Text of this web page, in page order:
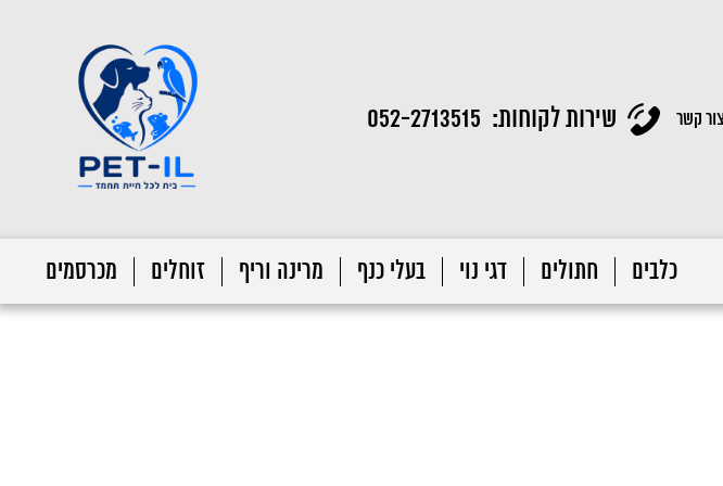
קשר שירות לקוחות: 052-2713515
כלבים חתולים דגי נוי בעלי כנף מרינה וריף זוחלים מכרסמים